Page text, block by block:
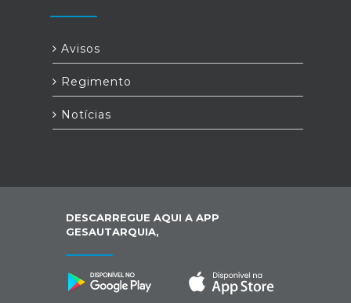
Avisos
Regimento
Notícias
DESCARREGUE AQUI A APP
GESAUTARQUIA,